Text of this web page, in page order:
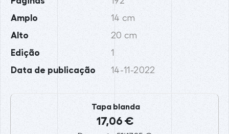
Amplo 14 cm
Alto 20 cm
Edição 1
Data de publicação 14-11-2022
Tapa blanda
17,06 €